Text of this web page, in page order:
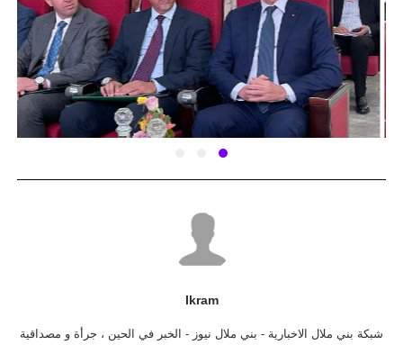
Ikram
شبكة بني ملال الاخبارية - بني ملال نيوز - الخبر في الحين ، جرأة و مصداقية